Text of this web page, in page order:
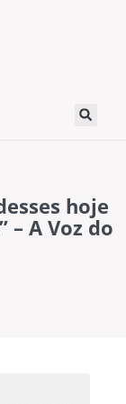
hoje
– A Voz do